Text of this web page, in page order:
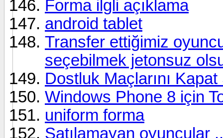
Forma ilgli açıklama
android tablet
Transfer ettiğimiz
seçebilmek jetonsuz
Dostluk Maçlarını
Windows Phone 8 için
uniform forma
Satılamayan oyuncular